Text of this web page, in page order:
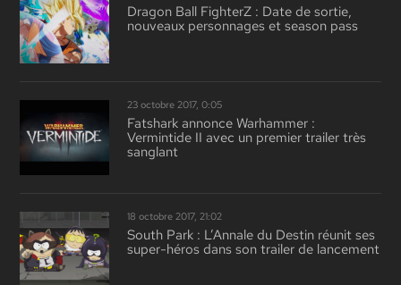
Dragon Ball FighterZ : Date de sortie,
nouveaux personnages et season pass
23 octobre 2017, 0:05
Fatshark annonce Warhammer :
Vermintide II avec un premier trailer très
sanglant
18 octobre 2017, 21:02
South Park : L’Annale du Destin réunit ses
super-héros dans son trailer de lancement